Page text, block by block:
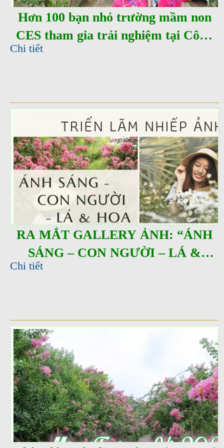
Hơn 100 bạn nhỏ trường mầm non
CES tham gia trải nghiệm tại Công
viên thực vật cảnh Việt Nam
Chi tiết
RA MẮT GALLERY ẢNH: “ÁNH
SÁNG – CON NGƯỜI – LÁ &
Chi tiết